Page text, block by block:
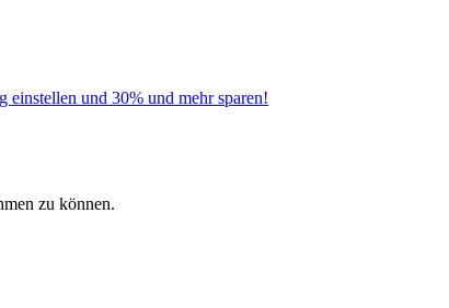
einstellen und 30% und mehr sparen!
zu können.